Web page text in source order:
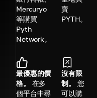
Mercuryo
等購買
Pyth
Network。
賣
PYTH。
最優惠的價
格。
在多
個平台中尋
沒有限
制。
您
可以購